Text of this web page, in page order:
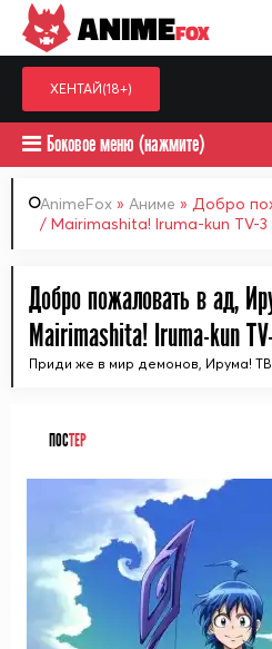
Выберите одну
ANIMEFOX
ХЕНТАЙ(18+)
Боковое меню (нажмите)
AnimeFox » Аниме » Добро
/ Mairimashita! Iruma-kun TV-3
Добро пожаловать в ад,
Mairimashita! Iruma-kun
Приди же в мир демонов, Ирума!
ПОСТЕР